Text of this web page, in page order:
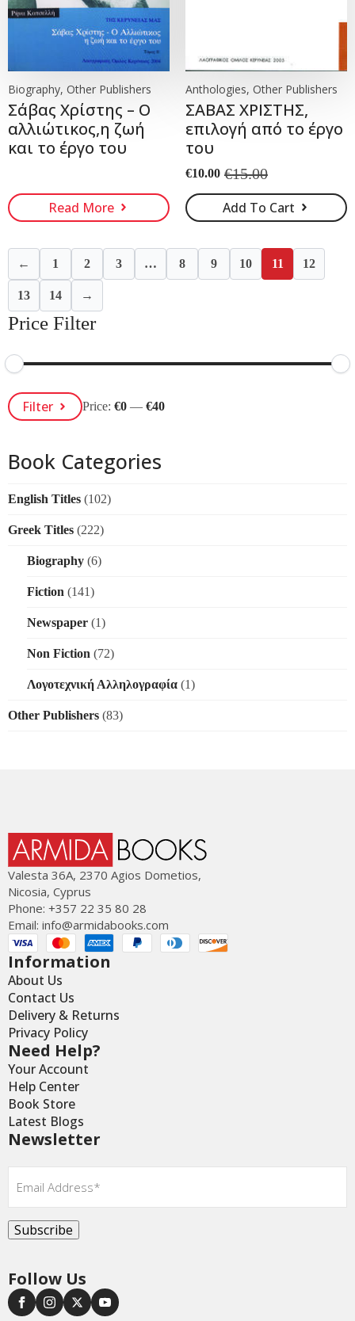
Biography, Other Publishers
Σάβας Χρίστης – Ο
αλλιώτικος,η ζωή
και το έργο του
Read More
Anthologies, Other Publishers
ΣΑΒΑΣ ΧΡΙΣΤΗΣ,
επιλογή από το έργο
του
€15.00
Original
price
was:
€15.00.
€10.00
Current
price
is:
€10.00.
Add To Cart
← 1 2 3 … 8 9 10 11 12
13 14 →
Price Filter
Min
Price
Max
PriceFilter Price:€0 —€40
Book Categories
English Titles (102)
Greek Titles (222)
Biography (6)
Fiction (141)
Newspaper (1)
Non Fiction (72)
Λογοτεχνική Αλληλογραφία (1)
Other Publishers (83)
Valesta 36Α, 2370 Agios Dometios,
Nicosia, Cyprus
Phone: +357 22 35 80 28
Email: info@armidabooks.com
Information
About Us
Contact Us
Delivery & Returns
Privacy Policy
Need Help?
Your Account
Help Center
Book Store
Latest Blogs
Newsletter
Email*
Subscribe
Follow Us